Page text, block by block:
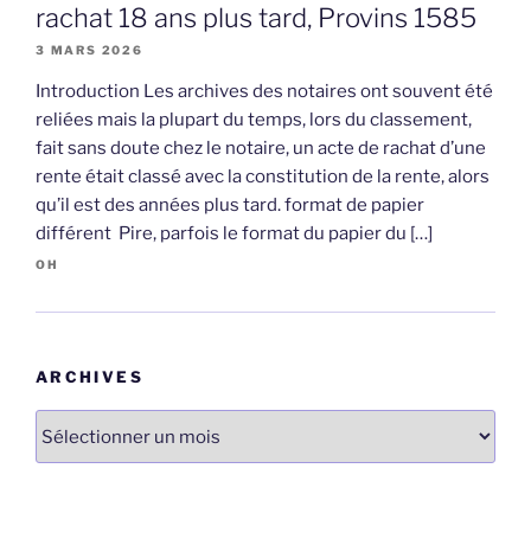
rachat 18 ans plus tard, Provins 1585
3 MARS 2026
Introduction Les archives des notaires ont souvent été
reliées mais la plupart du temps, lors du classement,
fait sans doute chez le notaire, un acte de rachat d’une
rente était classé avec la constitution de la rente, alors
qu’il est des années plus tard. format de papier
différent Pire, parfois le format du papier du […]
OH
ARCHIVES